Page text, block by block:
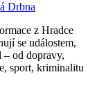
Drbna
z Hradce
se událostem,
od dopravy,
sport, kriminalitu